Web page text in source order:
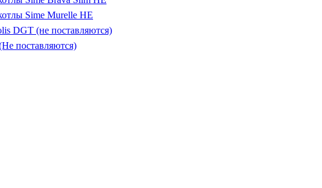
Sime Murelle HE
DGT (не поставляются)
поставляются)